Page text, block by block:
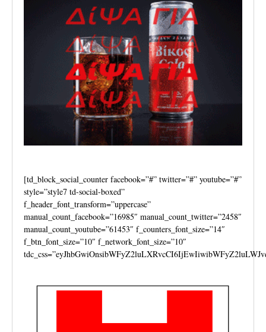
[td_block_social_counter facebook=”#” twitter=”#” youtube=”#”
style=”style7 td-social-boxed”
f_header_font_transform=”uppercase”
manual_count_facebook=”16985″ manual_count_twitter=”2458″
manual_count_youtube=”61453″ f_counters_font_size=”14″
f_btn_font_size=”10″ f_network_font_size=”10″